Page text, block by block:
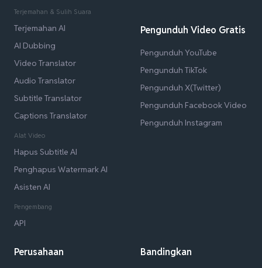
Terjemahan & Sulih Suara
Terjemahan AI
AI Dubbing
Video Translator
Audio Translator
Subtitle Translator
Captions Translator
Alat Video
Hapus Subtitle AI
Penghapus Watermark AI
Asisten AI
Pengembang
API
Pengunduh Video Gratis
Pengunduh YouTube
Pengunduh TikTok
Pengunduh X(Twitter)
Pengunduh Facebook Video
Pengunduh Instagram
Perusahaan Bandingkan